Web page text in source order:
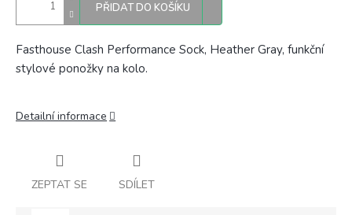
PŘIDAT DO KOŠÍKU
Fasthouse Clash Performance Sock, Heather Gray, funkční
stylové ponožky na kolo.
Detailní informace
ZEPTAT SE SDÍLET